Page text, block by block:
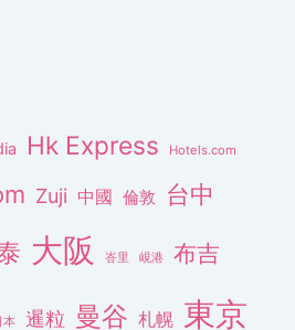
Hk Express Hotels.com
Zuji 中國 倫敦 台中
大阪 峇里 峴港 布吉
本 暹粒 曼谷 札幌 東京